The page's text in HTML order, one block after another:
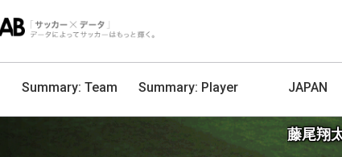
Summary: Team Summary: Player JAPAN
藤尾翔